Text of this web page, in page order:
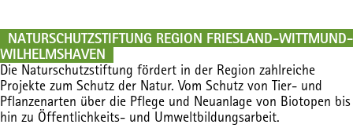
NATURSCHUTZSTIFTUNG REGION FRIESLAND-WITTMUND-
WILHELMSHAVEN
Die Naturschutzstiftung fördert in der Region zahlreiche
Projekte zum Schutz der Natur. Vom Schutz von Tier- und
Pflanzenarten über die Pflege und Neuanlage von Biotopen bis
hin zu Öffentlichkeits- und Umweltbildungsarbeit.